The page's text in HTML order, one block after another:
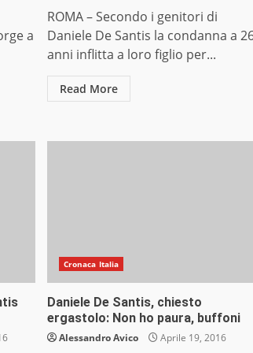
a
ROMA – Secondo i genitori di
Daniele De Santis la condanna a
anni inflitta a loro figlio per...
Read More
Cronaca Italia
Daniele De Santis, chiesto
ergastolo: Non ho paura, buffoni
Alessandro Avico Aprile 19, 2016